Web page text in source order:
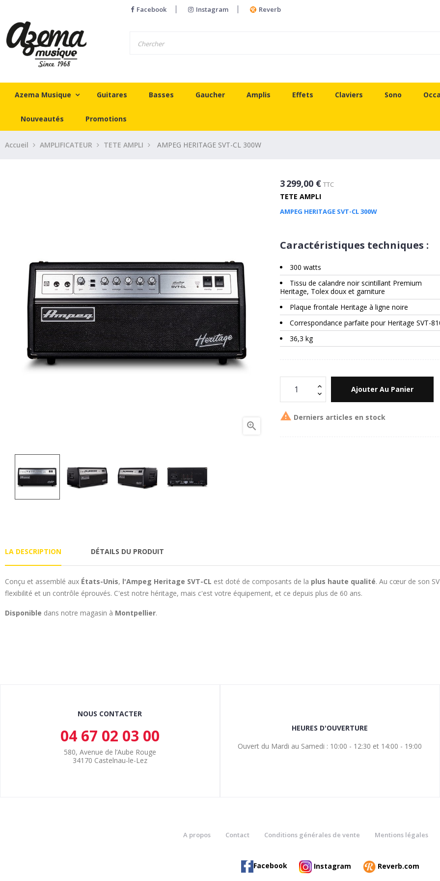
Facebook Instagram Reverb
Azema Musique Guitares Basses Gaucher Amplis Effets Claviers Sono
Nouveautés Promotions
Accueil AMPLIFICATEUR TETE AMPLI AMPEG HERITAGE SVT-CL 300W

3 299,00 € TTC
TETE AMPLI
AMPEG HERITAGE SVT-CL 300W
Caractéristiques techniques :
300 watts
Tissu de calandre noir scintillant Premium
Heritage, Tolex doux et garniture
Plaque frontale Heritage à ligne noire
Correspondance parfaite pour Heritage SVT-
36,3 kg
Ajouter Au Panier
 Derniers articles en stock
LA DESCRIPTION DÉTAILS DU PRODUIT
Conçu et assemblé aux États-Unis, l'Ampeg Heritage SVT-CL est doté de composants de la plus haute qualité. Au cœur de son
flexibilité et un contrôle éprouvés. C'est notre héritage, mais c'est votre équipement, et ce depuis plus de 60 ans.
Disponible dans notre magasin à Montpellier.
NOUS CONTACTER
04 67 02 03 00
580, Avenue de l’Aube Rouge
34170 Castelnau-le-Lez
HEURES D'OUVERTURE
Ouvert du Mardi au Samedi : 10:00 - 12:30 et 14:00 - 19:00
A propos Contact Conditions générales de vente Mentions légales
Facebook Instagram Reverb.com